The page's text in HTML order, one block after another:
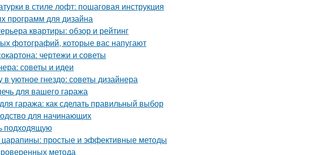
в стиле лофт: пошаговая инструкция
программ для дизайна
квартиры: обзор и рейтинг
фотографий, которые вас напугают
чертежи и советы
советы и идеи
в уютное гнездо: советы дизайнера
для вашего гаража
гаража: как сделать правильный выбор
для начинающих
подходящую
царапины: простые и эффективные методы
метода